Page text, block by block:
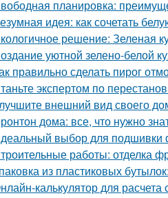
планировка:
идея: как сочетать
решение: Зеленая
уютной зелено-белой
правильно сделать пирог
экспертом по
внешний вид своего
дома: все, что нужно
выбор для подшивки
работы: отделка
из пластиковых
калькулятор для